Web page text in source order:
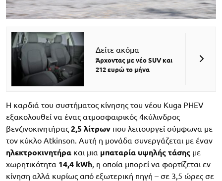
Δείτε ακόμα
Άρχοντας με νέο SUV και
212 ευρώ το μήνα
Η καρδιά του συστήματος κίνησης του νέου Kuga PHEV
εξακολουθεί να ένας ατμοσφαιρικός 4κύλινδρος
βενζινοκινητήρας 2,5 λίτρων που λειτουργεί σύμφωνα με
τον κύκλο Atkinson. Αυτή η μονάδα συνεργάζεται με έναν
ηλεκτροκινητήρα και μια μπαταρία υψηλής τάσης με
χωρητικότητα 14,4 kWh, η οποία μπορεί να φορτίζεται εν
κίνηση αλλά κυρίως από εξωτερική πηγή – σε 3,5 ώρες σε